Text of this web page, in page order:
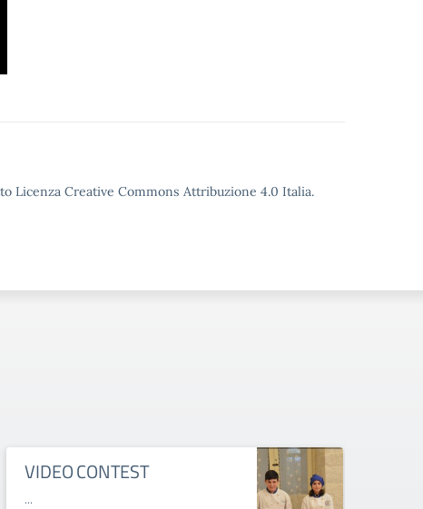
Licenza Creative Commons Attribuzione 4.0 Italia.
VIDEO CONTEST
...